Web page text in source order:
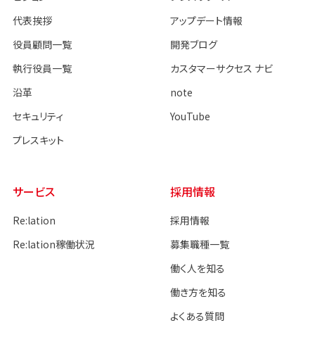
代表挨拶
役員顧問一覧
執行役員一覧
沿革
セキュリティ
プレスキット
アップデート情報
開発ブログ
カスタマーサクセス ナビ
note
YouTube
サービス
Re:lation
Re:lation稼働状況
採用情報
採用情報
募集職種一覧
働く人を知る
働き方を知る
よくある質問